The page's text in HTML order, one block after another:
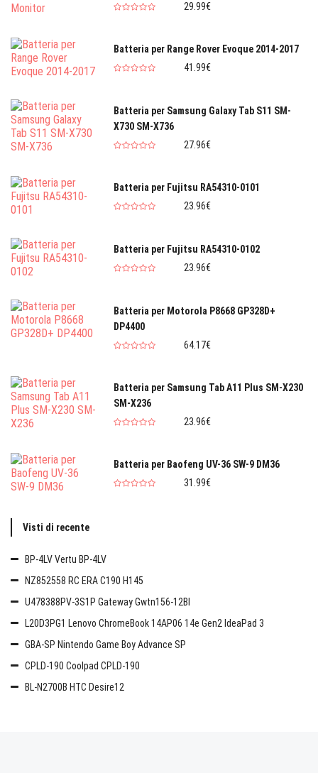
29.99€
Batteria per Range Rover Evoque 2014-2017
41.99€
Batteria per Samsung Galaxy Tab S11 SM-
X730 SM-X736
27.96€
Batteria per Fujitsu RA54310-0101
23.96€
Batteria per Fujitsu RA54310-0102
23.96€
Batteria per Motorola P8668 GP328D+
DP4400
64.17€
Batteria per Samsung Tab A11 Plus SM-X230
SM-X236
23.96€
Batteria per Baofeng UV-36 SW-9 DM36
31.99€
Visti di recente
BP-4LV Vertu BP-4LV
NZ852558 RC ERA C190 H145
U478388PV-3S1P Gateway Gwtn156-12Bl
L20D3PG1 Lenovo ChromeBook 14AP06 14e Gen2 IdeaPad 3
GBA-SP Nintendo Game Boy Advance SP
CPLD-190 Coolpad CPLD-190
BL-N2700B HTC Desire12